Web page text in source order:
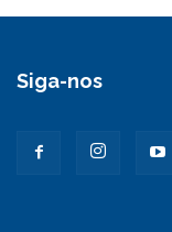
Siga-nos